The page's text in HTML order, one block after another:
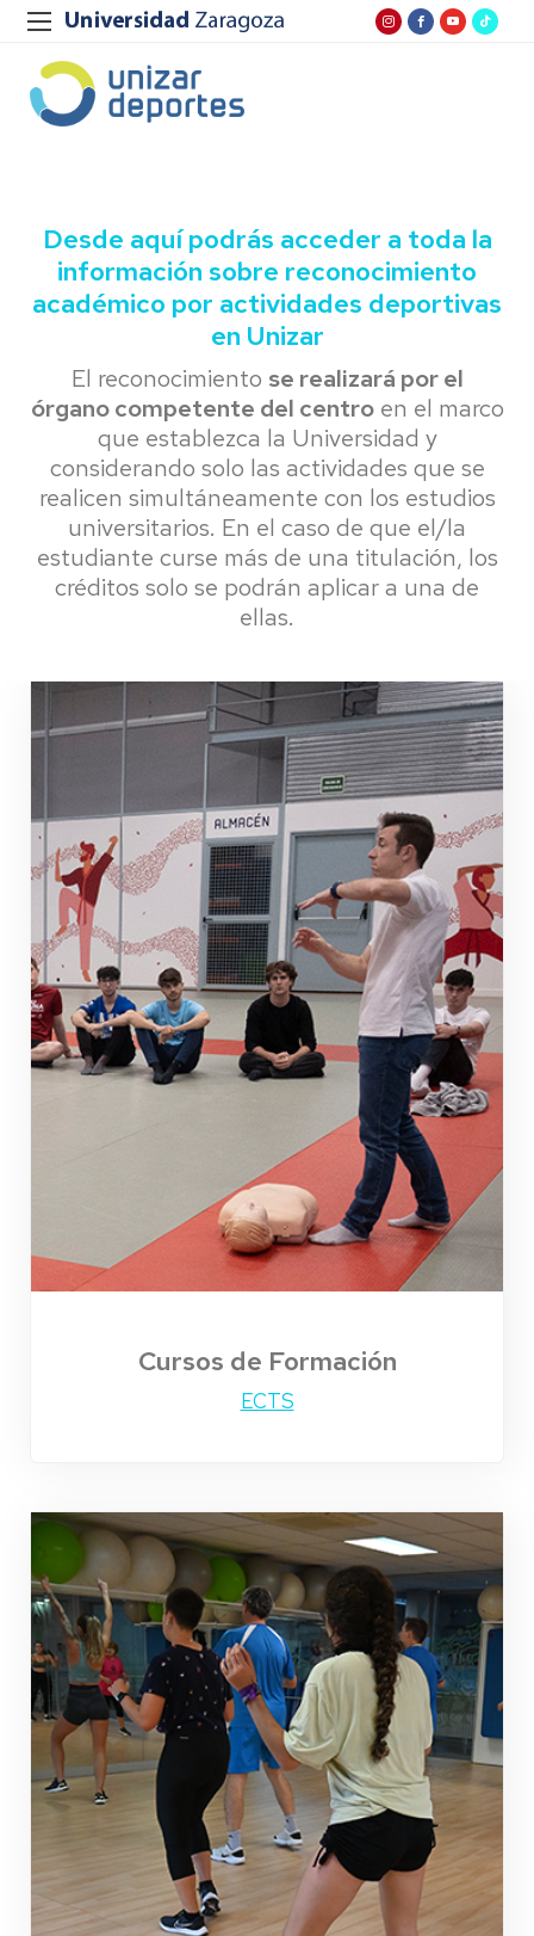
Desde aquí podrás acceder a toda la
información sobre reconocimiento
académico por actividades deportivas
en Unizar
El reconocimiento se realizará por el
órgano competente del centroen el marco
que establezca la Universidad y
considerando solo las actividades que se
realicen simultáneamente con los estudios
universitarios. En el caso de que el/la
estudiante curse más de una titulación, los
créditos solo se podrán aplicar a una de
ellas.
Cursos de Formación
ECTS